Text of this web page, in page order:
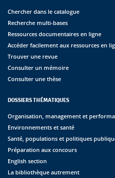
Chercher dans le catalogue
Recherche multi-bases
Ressources documentaires en ligne
Accéder facilement aux ressources en
Trouver une revue
Consulter un mémoire
Consulter une thèse
DOSSIERS THÉMATIQUES
Organisation, management et
Environnements et santé
Santé, populations et politiques
Préparation aux concours
English section
La bibliothèque autrement